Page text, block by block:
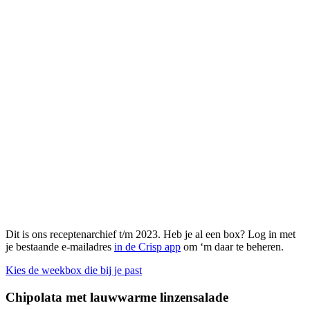
Dit is ons receptenarchief t/m 2023. Heb je al een box? Log in met
je bestaande e-mailadres in de Crisp app om ‘m daar te beheren.
Kies de weekbox die bij je past
Chipolata met lauwwarme linzensalade